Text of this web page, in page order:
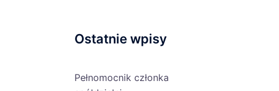
Ostatnie wpisy
Pełnomocnik członka